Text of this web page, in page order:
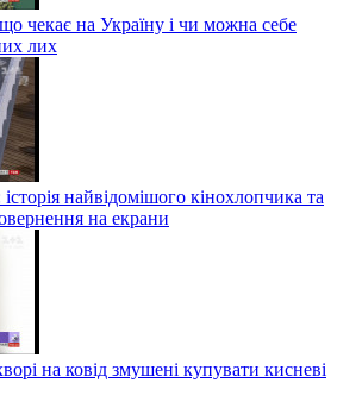
чекає на Україну і чи можна себе
лих
найвідомішого кінохлопчика та
на екрани
на ковід змушені купувати кисневі